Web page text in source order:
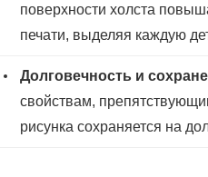
поверхности холста
печати, выделяя каждую
Долговечность и
свойствам,
рисунка сохраняется на